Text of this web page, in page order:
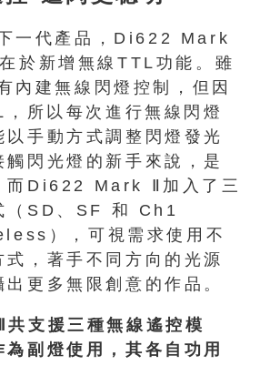
一代產品，Di622 Mark
於新增無線TTL功能。雖
內建無線閃燈控制，但因
所以每次進行無線閃燈
以手動方式調整閃燈發光
閃光燈的新手來說，是
而Di622 Mark Ⅱ加入了三
（SD、SF 和 Ch1
），可視需求使用不
式，著手不同方向的光源
更多無限創意的作品。
支援三種無線遙控模
副燈使用，其各自功用